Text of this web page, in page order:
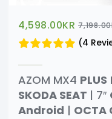
4,598.00KR 7,198.00
(4
AZOM MX4 PLUS
SKODA SEAT | 7″
Android | OCTA